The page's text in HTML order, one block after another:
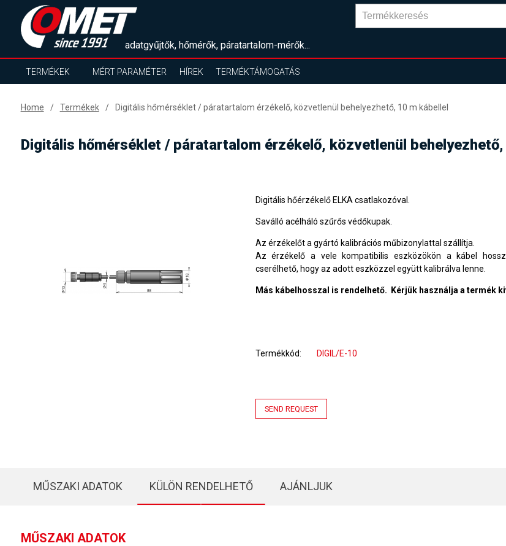
adatgyűjtők, hőmérők, páratartalom-mérők...
TERMÉKEK MÉRT PARAMÉTER HÍREK TERMÉKTÁMOGATÁS
Home Termékek Digitális hőmérséklet / páratartalom érzékelő, közvetlenül behelyezhető, 10 m kábellel
Digitális hőmérséklet / páratartalom érzékelő, közvetlenül behelyezhető,
Digitális hőérzékelő ELKA csatlakozóval.
Saválló acélháló szűrős védőkupak.
Az érzékelőt a gyártó kalibrációs műbizonylattal szállítja.
Az érzékelő a vele kompatibilis eszközökön a kábel
cserélhető, hogy az adott eszközzel együtt kalibrálva lenne.
Más kábelhosszal is rendelhető. Kérjük használja a termék
Termékkód DIGIL/E-10
SEND REQUEST
MŰSZAKI ADATOK KÜLÖN RENDELHETŐ AJÁNLJUK
MŰSZAKI ADATOK